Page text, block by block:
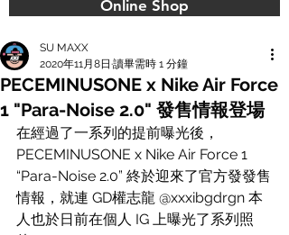
Online Shop
PECEMINUSONE x Nike Air Force
1 "Para-Noise 2.0" 發售情報登場
SU MAXX
2020年11月8日 讀畢需時 1 分鐘
在經過了一系列的提前曝光後，
PECEMINUSONE x Nike Air Force 1
“Para-Noise 2.0” 終於迎來了官方發發售
情報，就連 GD權志龍 @xxxibgdrgn 本
人也於日前在個人 IG 上曝光了系列照